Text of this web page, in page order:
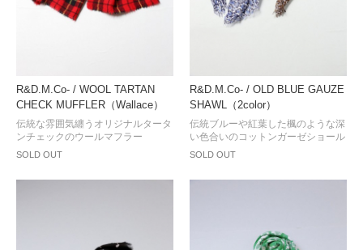
R&D.M.Co- / WOOL TARTAN
CHECK MUFFLER（Wallace）
SOLD OUT
伝統な雰囲気纏うオリジナルタータ
ンチェックのウールマフラー
R&D.M.Co- / OLD BLUE GAUZE
SHAWL（2color）
SOLD OUT
伝統ブルーや紅葉した楓のような深
い色合いのコットンガーゼショール